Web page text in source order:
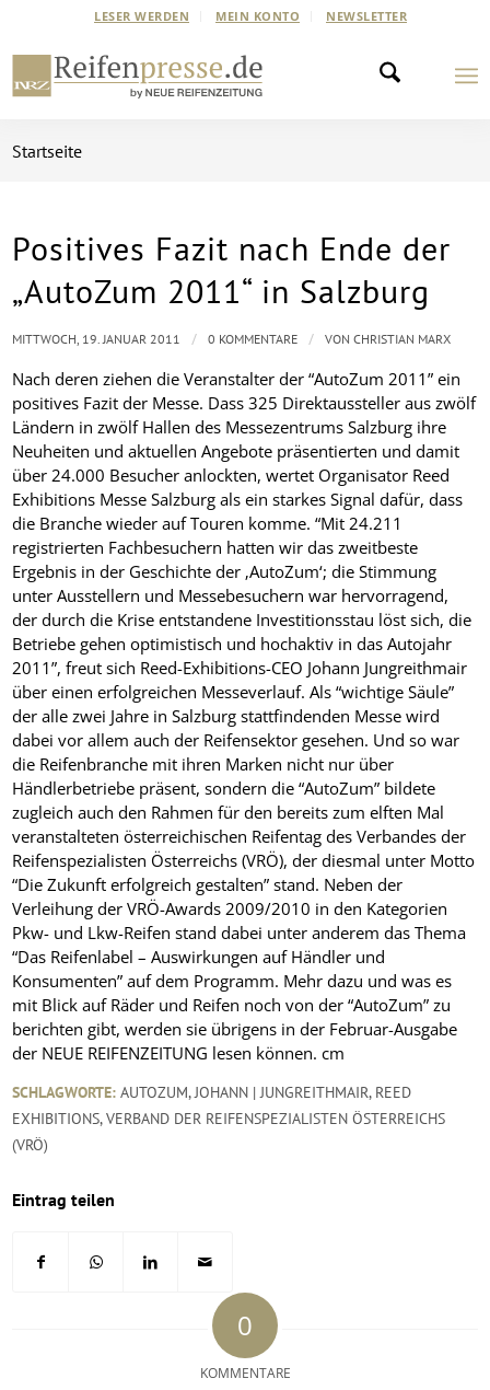
LESER WERDEN MEIN KONTO NEWSLETTER
Startseite
Positives Fazit nach Ende der
„AutoZum 2011“ in Salzburg
Nach deren ziehen die Veranstalter der “AutoZum 2011” ein
positives Fazit der Messe. Dass 325 Direktaussteller aus zwölf
Ländern in zwölf Hallen des Messezentrums Salzburg ihre
Neuheiten und aktuellen Angebote präsentierten und damit
über 24.000 Besucher anlockten, wertet Organisator Reed
Exhibitions Messe Salzburg als ein starkes Signal dafür, dass
die Branche wieder auf Touren komme. “Mit 24.211
registrierten Fachbesuchern hatten wir das zweitbeste
Ergebnis in der Geschichte der ‚AutoZum‘; die Stimmung
unter Ausstellern und Messebesuchern war hervorragend,
der durch die Krise entstandene Investitionsstau löst sich, die
Betriebe gehen optimistisch und hochaktiv in das Autojahr
2011”, freut sich Reed-Exhibitions-CEO Johann Jungreithmair
über einen erfolgreichen Messeverlauf. Als “wichtige Säule”
der alle zwei Jahre in Salzburg stattfindenden Messe wird
dabei vor allem auch der Reifensektor gesehen. Und so war
die Reifenbranche mit ihren Marken nicht nur über
Händlerbetriebe präsent, sondern die “AutoZum” bildete
zugleich auch den Rahmen für den bereits zum elften Mal
veranstaltetenösterreichischen Reifentag des Verbandes der
Reifenspezialisten Österreichs (VRÖ), der diesmal unter Motto
“Die Zukunft erfolgreich gestalten” stand. Neben der
Verleihung derVRÖ-Awards 2009/2010 in den Kategorien
Pkw- und Lkw-Reifen stand dabei unter anderem das Thema
“Das Reifenlabel – Auswirkungen auf Händler und
Konsumenten” auf dem Programm. Mehr dazu und was es
mit Blick auf Räder und Reifen noch von der “AutoZum” zu
berichten gibt, werden sie übrigens in der Februar-Ausgabe
der NEUE REIFENZEITUNG lesen können.cm
MITTWOCH, 19. JANUAR 2011 / 0 KOMMENTARE / VONCHRISTIAN MARX
SCHLAGWORTE: AUTOZUM, JOHANN | JUNGREITHMAIR, REED
EXHIBITIONS,VERBAND DER REIFENSPEZIALISTEN ÖSTERREICHS
(VRÖ)
Eintrag teilen
0
KOMMENTARE